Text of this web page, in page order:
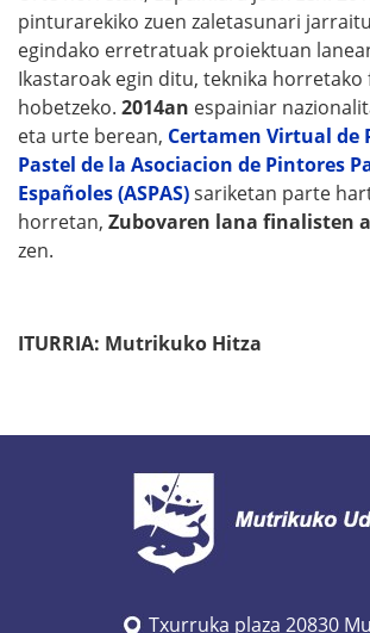
pinturarekiko zuen zaletasunari
egindako erretratuak proiektuan
Ikastaroak egin ditu, teknika horretako
hobetzeko. 2014an espainiar
eta urte berean, Certamen Virtual de
Pastel de la Asociacion de Pintores
Españoles (ASPAS)sariketan parte
horretan, Zubovaren lana finalisten
zen.
ITURRIA: Mutrikuko Hitza
Txurruka plaza 20830